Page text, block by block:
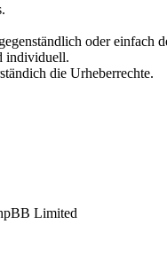
oder einfach
individuell.
die Urheberrechte.
Limited